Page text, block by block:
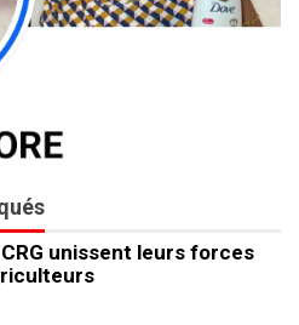
unissent leurs forces